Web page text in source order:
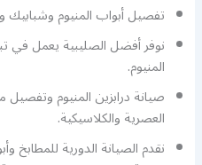
تفصيل أبواب المنيوم وشبابيك
نوفر أفضل الصليبية يعمل في
المنيوم.
صيانة درابزين المنيوم وتفصيل
العصرية والكلاسيكية.
نقدم الصيانة الدورية